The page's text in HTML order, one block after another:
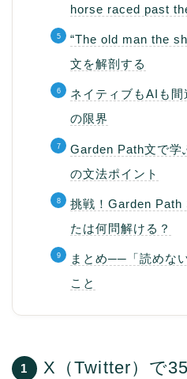
horse raced past
“The old man the
文を解剖する
ネイティブもAIも
の限界
Garden Path文で
の文法ポイント
挑戦！Garden
たは何問解ける？
まとめ──「読めな
こと
1
X（Twitter）で